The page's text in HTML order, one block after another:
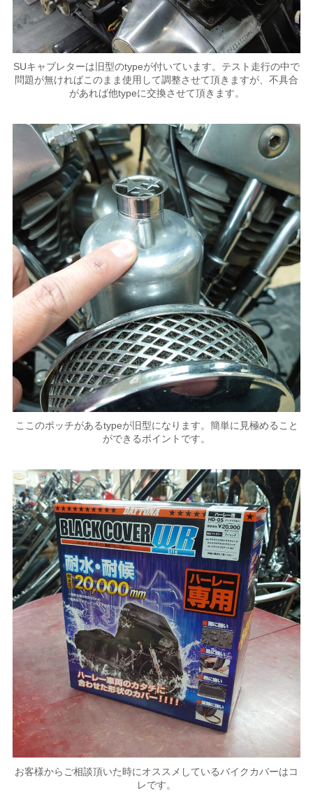
SUキャブレターは旧型のtypeが付いています。テスト走行の中で
問題が無ければこのまま使用して調整させて頂きますが、不具合
があれば他typeに交換させて頂きます。
ここのポッチがあるtypeが旧型になります。簡単に見極めること
ができるポイントです。
お客様からご相談頂いた時にオススメしているバイクカバーはコ
レです。